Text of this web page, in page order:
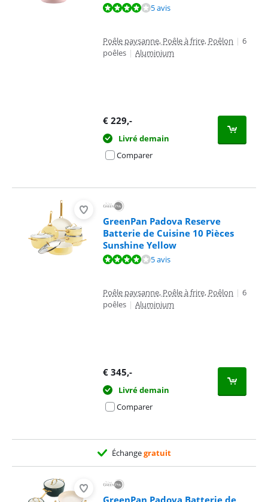
La note est de 8,4 sur 10, basée sur 5 avis.5 avis
Poêle paysanne, Poêle à frire, Poêlon | 6
poêles | Aluminium
€ 229,-
Livré demain
Comparer
GreenPan Padova Reserve
Batterie de Cuisine 10 Pièces
Sunshine Yellow
La note est de 8,4 sur 10, basée sur 5 avis.5 avis
Poêle paysanne, Poêle à frire, Poêlon | 6
poêles | Aluminium
€ 345,-
Livré demain
Comparer
Échangegratuit
GreenPan Padova Batterie de